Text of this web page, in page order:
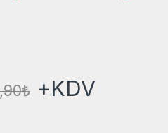
₺ +KDV
Sağ Yön Dönüşlü Dubel